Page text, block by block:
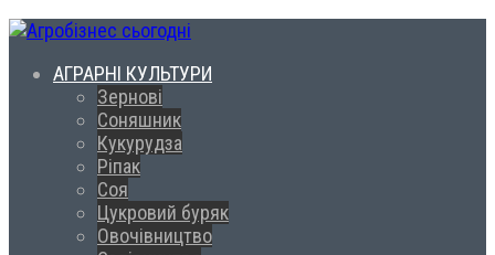
АГРАРНІ КУЛЬТУРИ
Зернові
Соняшник
Кукурудза
Ріпак
Соя
Цукровий буряк
Овочівництво